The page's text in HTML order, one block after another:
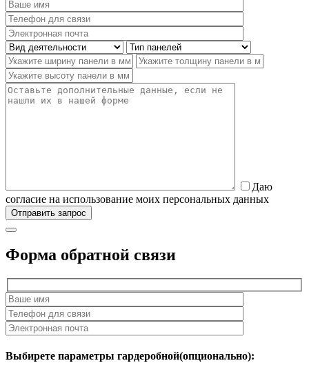
Даю
согласие на использование моих персональных данных
Форма обратной связи
Выбирете параметры гардеробной(опционально):